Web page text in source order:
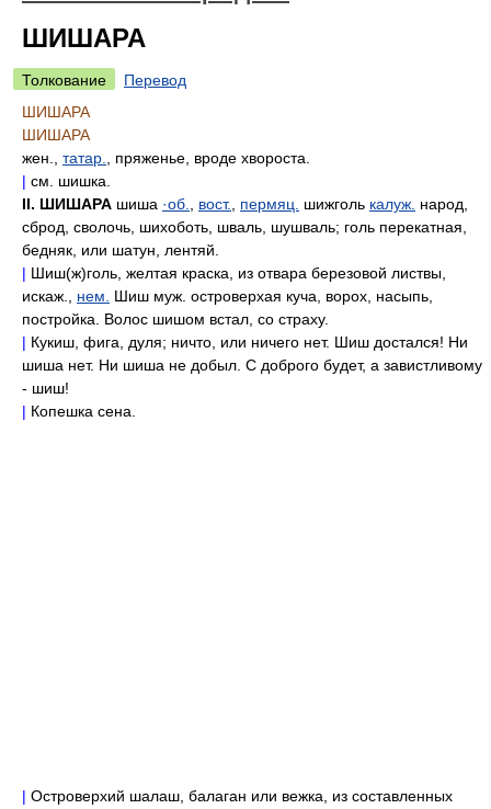
ШИШАРА
Толкование
Перевод
ШИШАРА
ШИШАРА
жен., татар.
, пряженье, вроде хвороста.
| см. шишка.
II. ШИШАРА шиша ·об. вост. пермяц. шижголь калуж. народ,
сброд, сволочь, шихоботь, шваль, шушваль; голь перекатная,
бедняк, или шатун, лентяй.
| Шиш(ж)голь, желтая краска, из отвара березовой листвы,
искаж., нем.
Шиш муж. островерхая куча, ворох, насыпь,
постройка. Волос шишом встал, со страху.
| Кукиш, фига, дуля; ничто, или ничего нет. Шиш достался! Ни
шиша нет. Ни шиша не добыл. С доброго будет, а завистливому
- шиш!
| Копешка сена.
| Островерхий шалаш, балаган или вежка, из составленных